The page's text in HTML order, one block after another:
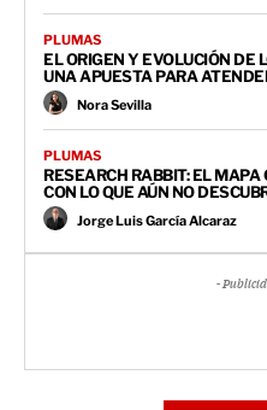
PLUMAS
EL ORIGEN Y EVOLUCIÓN DE
UNA APUESTA PARA
Nora Sevilla
PLUMAS
RESEARCH RABBIT: EL MAPA
CON LO QUE AÚN NO
Jorge Luis García Alcaraz
-